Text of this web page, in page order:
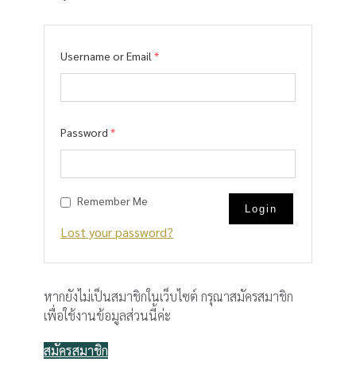
Username or Email*
Password*
Remember Me
Lost your password?
หากยังไม่เป็นสมาชิกในเว็บไซต์ กรุณาสมัครสมาชิก
เพื่อใช้งานข้อมูลส่วนนี้ค่ะ
สมัครสมาชิก